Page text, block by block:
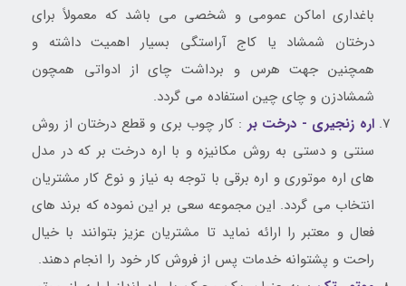
باغداری اماکن عمومی و شخصی می باشد که معمولاً برای
درختان شمشاد یا کاج آراستگی بسیار اهمیت داشته و
همچنین جهت هرس و برداشت چای از ادواتی همچون
شمشادزن و چای چین استفاده می گردد.
اره زنجیری - درخت بر : کار چوب بری و قطع درختان از روش
سنتی و دستی به روش مکانیزه و با اره درخت بر که در مدل
های اره موتوری و اره برقی با توجه به نیاز و نوع کار مشتریان
انتخاب می گردد. این مجموعه سعی بر این نموده که برند های
فعال و معتبر را ارائه نماید تا مشتریان عزیز بتوانند با خیال
راحت و پشتوانه خدمات پس از فروش کار خود را انجام دهند.